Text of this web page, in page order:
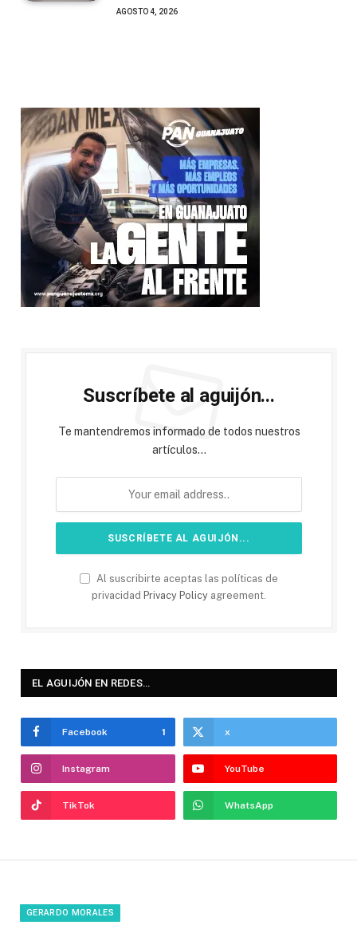
AGOSTO 4, 2026
Suscríbete al aguijón...
Te mantendremos informado de todos nuestros
artículos...
Al suscribirte aceptas las políticas de
privacidad Privacy Policy agreement.
EL AGUIJÓN EN REDES…
Facebook 1 x
Instagram YouTube
TikTok WhatsApp
GERARDO MORALES